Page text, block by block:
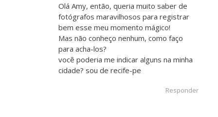
Olá Amy, então, queria muito saber de
fotógrafos maravilhosos para registrar
bem esse meu momento mágico!
Mas não conheço nenhum, como faço
para acha-los?
você poderia me indicar alguns na minha
cidade? sou de recife-pe
Responder